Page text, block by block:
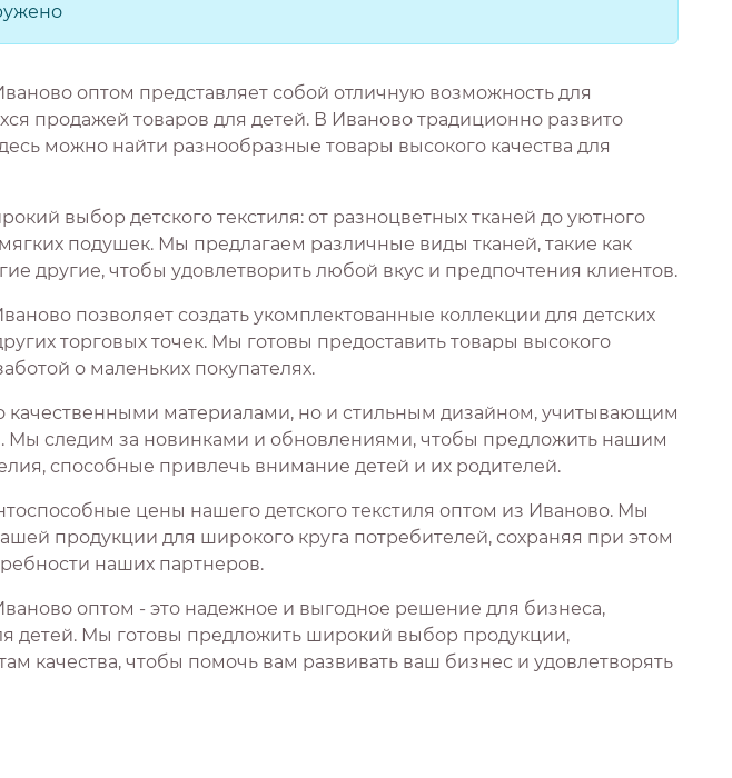
оптом представляет собой отличную возможность для
продажей товаров для детей. В Иваново традиционно развито
можно найти разнообразные товары высокого качества для
выбор детского текстиля: от разноцветных тканей до уютного
подушек. Мы предлагаем различные виды тканей, такие как
другие, чтобы удовлетворить любой вкус и предпочтения клиентов.
позволяет создать укомплектованные коллекции для детских
торговых точек. Мы готовы предоставить товары высокого
о маленьких покупателях.
качественными материалами, но и стильным дизайном, учитывающим
Мы следим за новинками и обновлениями, чтобы предложить нашим
способные привлечь внимание детей и их родителей.
цены нашего детского текстиля оптом из Иваново. Мы
продукции для широкого круга потребителей, сохраняя при этом
наших партнеров.
оптом - это надежное и выгодное решение для бизнеса,
детей. Мы готовы предложить широкий выбор продукции,
качества, чтобы помочь вам развивать ваш бизнес и удовлетворять